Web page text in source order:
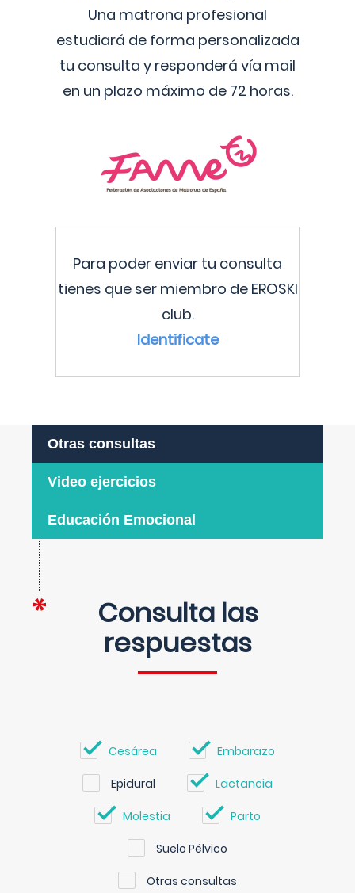
Una matrona profesional
estudiará de forma personalizada
tu consulta y responderá vía mail
en un plazo máximo de 72 horas.
Para poder enviar tu consulta
tienes que ser miembro de EROSKI
club.
Identificate
Otras consultas
Video ejercicios
Educación Emocional
Consulta las
respuestas
Cesárea Embarazo
Epidural Lactancia
Molestia Parto
Suelo Pélvico
Otras consultas